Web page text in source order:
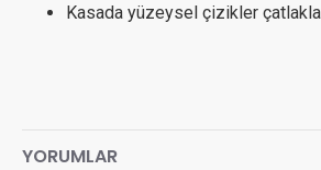
Kasada yüzeysel çizikler
YORUMLAR